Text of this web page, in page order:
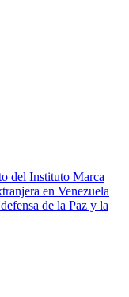
del Instituto Marca
en Venezuela
de la Paz y la